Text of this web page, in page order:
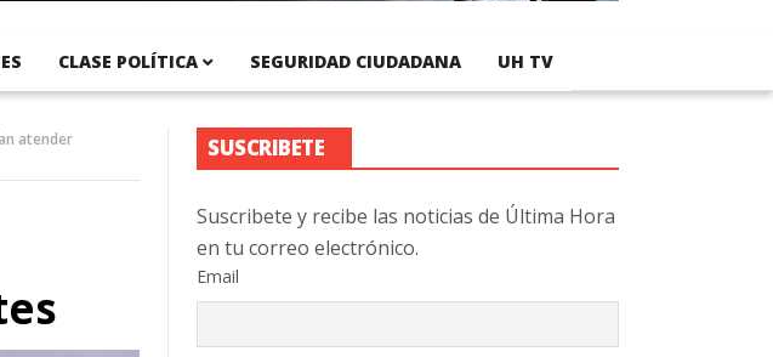
CLASE POLÍTICA SEGURIDAD CIUDADANA UH TV
atender
SUSCRIBETE
Suscribete y recibe las noticias de Última Hora
en tu correo electrónico.
Email